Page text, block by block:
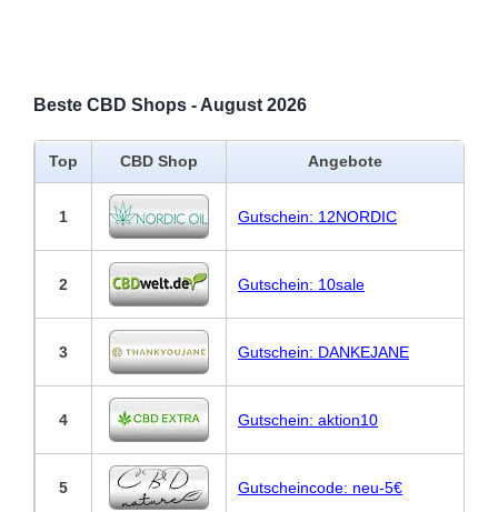
Beste CBD Shops - August 2026
Top CBD Shop Angebote
1 Gutschein: 12NORDIC
2 Gutschein: 10sale
3 Gutschein: DANKEJANE
4 Gutschein: aktion10
5 Gutscheincode: neu-5€